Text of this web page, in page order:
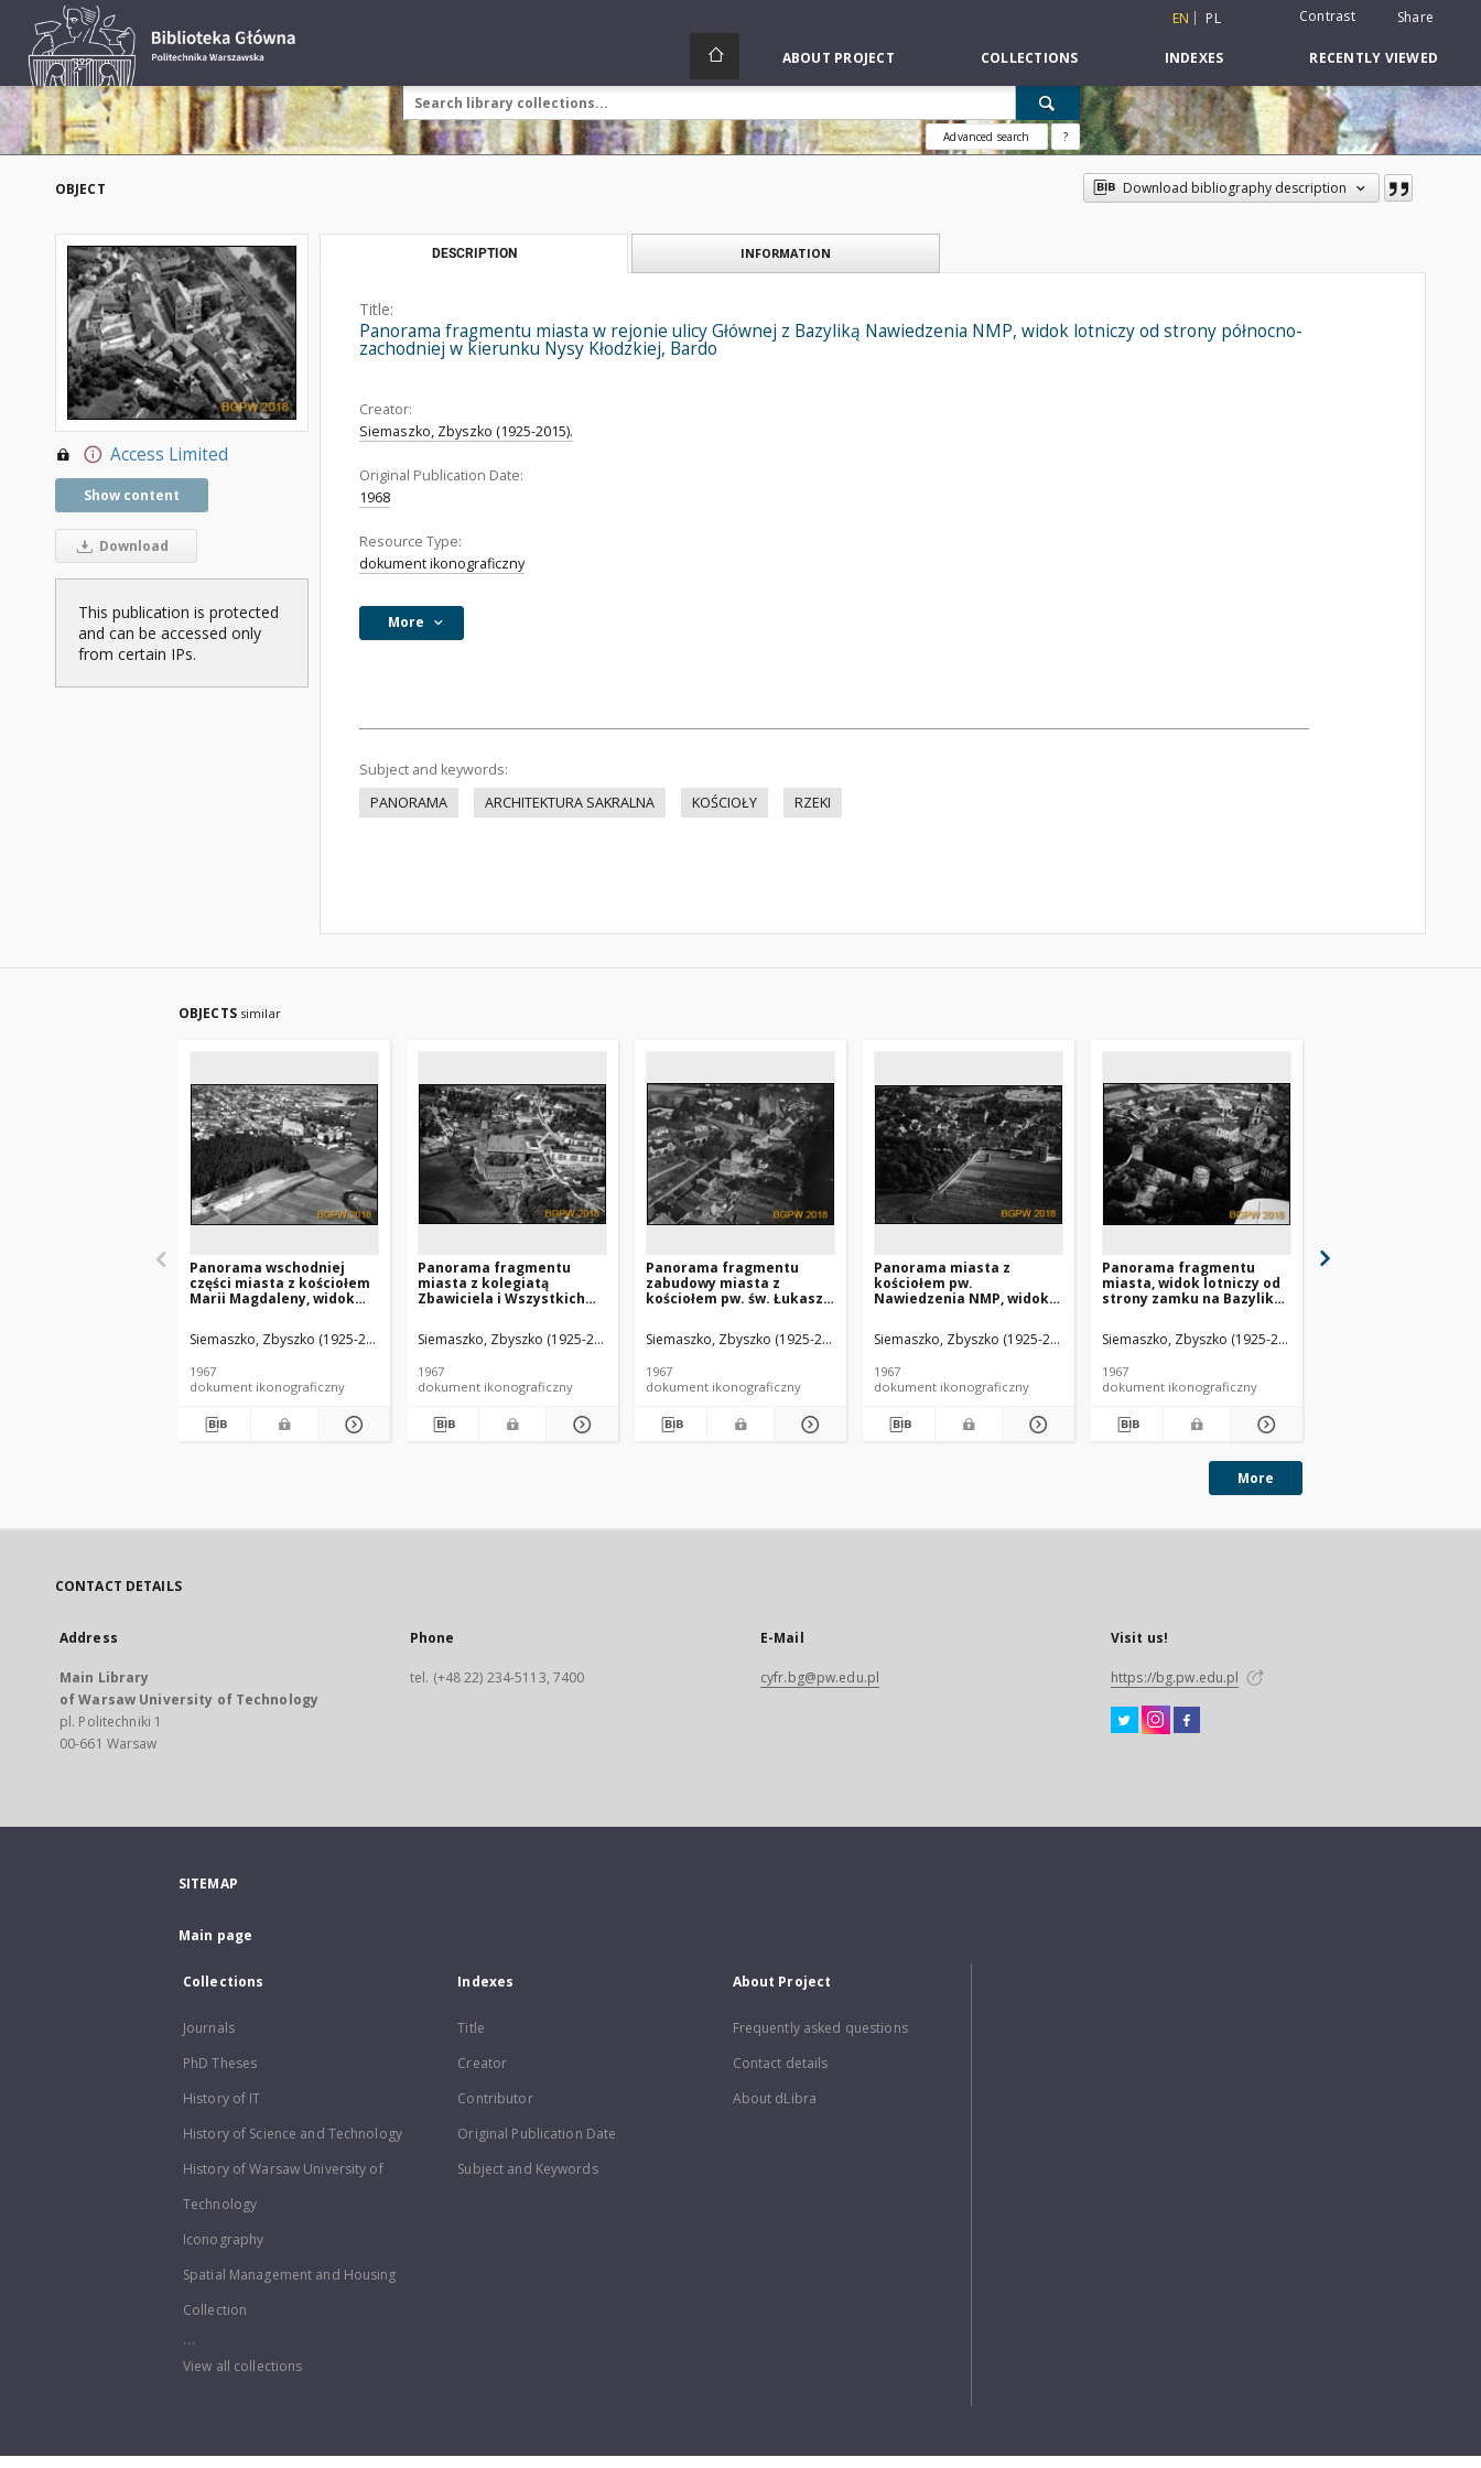
EN PL Contrast Share
ABOUT PROJECT COLLECTIONS INDEXES RECENTLY VIEWED
Advanced search ?
OBJECT Download bibliography description
Access Limited
Show content
Download
This publication is protected
and can be accessed only
from certain IPs.
DESCRIPTION INFORMATION
Title:
Panorama fragmentu miasta w rejonie ulicy Głównej z Bazyliką Nawiedzenia NMP, widok lotniczy od strony północno-
zachodniej w kierunku Nysy Kłodzkiej, Bardo
Creator:
Siemaszko, Zbyszko (1925-2015).
Original Publication Date:
1968
Resource Type:
dokument ikonograficzny
More
Subject and keywords:
PANORAMA
ARCHITEKTURA SAKRALNA KOŚCIOŁY RZEKI
OBJECTS similar
Panorama wschodniej
części miasta z kościołem
Marii Magdaleny, widok
południowej, Biłgoraj
Siemaszko, Zbyszko (1925-2015).
1967
dokument ikonograficzny
Panorama fragmentu
miasta z kolegiatą
Zbawiciela i Wszystkich
od strony południowej,
Dobre Miasto
Siemaszko, Zbyszko (1925-2015).
1967
dokument ikonograficzny
Panorama fragmentu
zabudowy miasta z
kościołem pw. św. Łukasza,
południowej, Drzewica
Siemaszko, Zbyszko (1925-2015).
1967
dokument ikonograficzny
Panorama miasta z
kościołem pw.
Nawiedzenia NMP, widok
południowo-zachodniej w
kierunku rzeki Nidy,
Siemaszko, Zbyszko (1925-2015).
1967
dokument ikonograficzny
Panorama fragmentu
miasta, widok lotniczy od
strony zamku na Bazylikę
Jana Chrzciciela, Przemyśl
Siemaszko, Zbyszko (1925-2015).
1967
dokument ikonograficzny
More
CONTACT DETAILS
Address
Main Library
of Warsaw University of Technology
pl. Politechniki 1
00-661 Warsaw
Phone
tel. (+48 22) 234-5113, 7400
E-Mail
cyfr.bg@pw.edu.pl
Visit us!
https://bg.pw.edu.pl
SITEMAP
Main page
Collections
Journals
PhD Theses
History of IT
History of Science and Technology
History of Warsaw University of
Technology
Iconography
Spatial Management and Housing
Collection
...
View all collections
Indexes
Title
Creator
Contributor
Original Publication Date
Subject and Keywords
About Project
Frequently asked questions
Contact details
About dLibra